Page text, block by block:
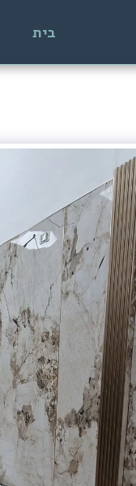
בית